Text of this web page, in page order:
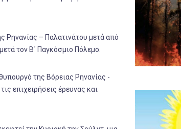
Ρηνανίας – Παλατινάτου μετά από
τον Β΄ Παγκόσμιο Πόλεμο.
της Βόρειας Ρηνανίας -
επιχειρήσεις έρευνας και